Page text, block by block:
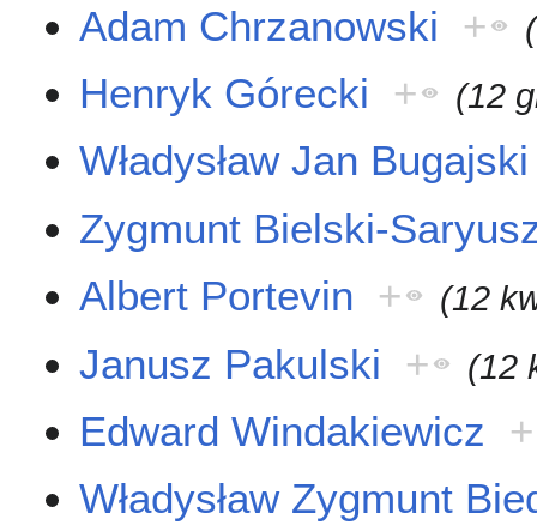
Adam Chrzanowski +
Henryk Górecki + (12
Władysław Jan Bugajski
Zygmunt Bielski-
Albert Portevin + (12
Janusz Pakulski + (12
Edward Windakiewicz
+
Władysław Zygmunt